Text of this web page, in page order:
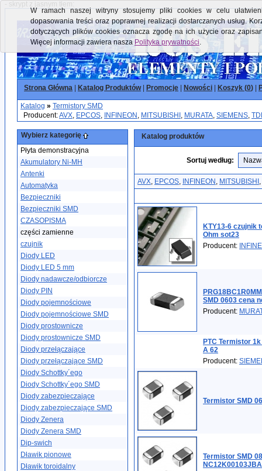
- skrypt z jasnym tłem:
Strona Główna Katalog Produktów| Promocje Nowości Koszyk (0)
Katalog » Termistory SMD
Producent:AVX, EPCOS, INFINEON , MITSUBISHI , MURATA, SIEMENS,
Wybierz kategorię
Płyta demonstracyjna
Akumulatory Ni-MH
Antenki
Automatyka
Bezpieczniki
Bezpieczniki SMD
CZASOPISMA
części zamienne
czujnik
Diody LED
Diody LED 5 mm
Diody nadawcze/odbiorcze
Diody PIN
Diody pojemnościowe
Diody pojemnościowe SMD
Diody prostownicze
Diody prostownicze SMD
Diody przełączające
Diody przełączające SMD
Diody Schottky´ego
Diody Schottky´ego SMD
Diody zabezpieczające
Diody zabezpieczające SMD
Diody Zenera
Diody Zenera SMD
Dip-swich
Dławik pionowe
Dławik toroidalny
Katalog produktów
Sortuj według:
AVX, EPCOS, INFINEON , MITSUBISHI ,
KTY13-6 czujnik
Ohm sot23
Producent:
SMD 0603 cena
Producent:
PTC Termistor
A 62
Producent:
Termistor SMD
Termistor SMD
NC12K00103JBA
W ramach naszej witryny stosujemy pliki cookies w celu
dopasowania treści oraz poprawnej realizacji dostarczanych usług.
dotyczących plików cookies oznacza zgodę na ich użycie oraz
Więcej informacji zawiera nasza Polityka prywatności.